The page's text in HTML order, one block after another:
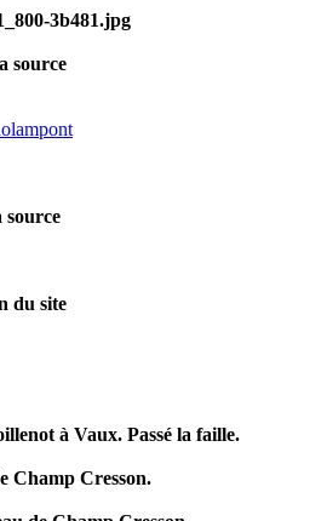
3b481.jpg
source
source
du site
à Vaux. Passé la faille.
Champ Cresson.